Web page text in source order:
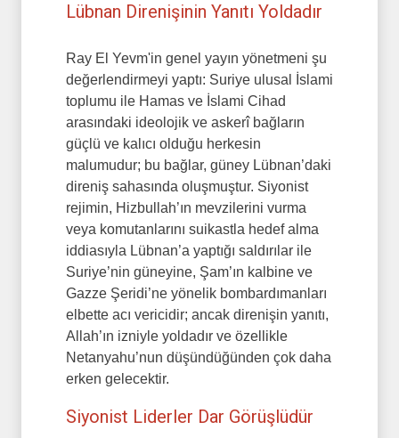
Lübnan Direnişinin Yanıtı Yoldadır
Ray El Yevm'in genel yayın yönetmeni şu
değerlendirmeyi yaptı: Suriye ulusal İslami
toplumu ile Hamas ve İslami Cihad
arasındaki ideolojik ve askerî bağların
güçlü ve kalıcı olduğu herkesin
malumudur; bu bağlar, güney Lübnan’daki
direniş sahasında oluşmuştur. Siyonist
rejimin, Hizbullah’ın mevzilerini vurma
veya komutanlarını suikastla hedef alma
iddiasıyla Lübnan’a yaptığı saldırılar ile
Suriye’nin güneyine, Şam’ın kalbine ve
Gazze Şeridi’ne yönelik bombardımanları
elbette acı vericidir; ancak direnişin yanıtı,
Allah’ın izniyle yoldadır ve özellikle
Netanyahu’nun düşündüğünden çok daha
erken gelecektir.
Siyonist Liderler Dar Görüşlüdür